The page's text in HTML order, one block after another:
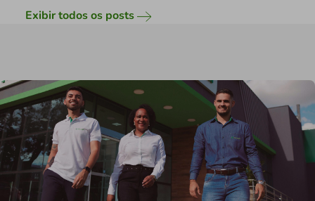
Exibir todos os posts